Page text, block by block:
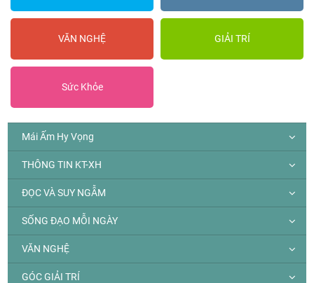
VĂN NGHỆ GIẢI TRÍ
Sức Khỏe
Mái Ấm Hy Vọng
THÔNG TIN KT-XH
ĐỌC VÀ SUY NGẪM
SỐNG ĐẠO MỖI NGÀY
VĂN NGHỆ
GÓC GIẢI TRÍ